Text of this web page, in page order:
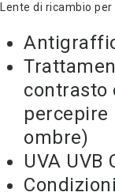
Lente di ricambio per
contrasto
percepire
ombre)
UVA UVB